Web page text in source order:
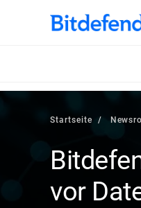
Startseite
vor